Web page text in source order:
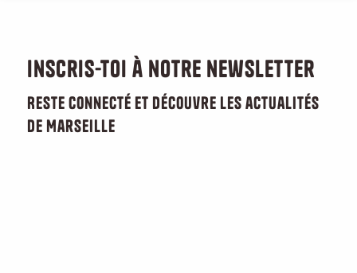
Inscris-toi à notre newsletter
Reste connecté et découvre les actualités
de Marseille